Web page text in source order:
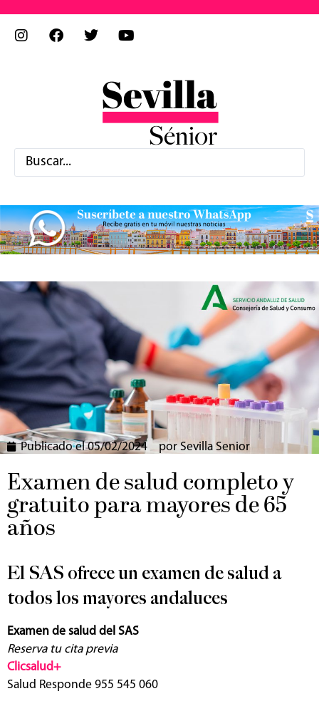
Publicado el 05/02/2024 porSevilla Senior
Examen de salud completo y
gratuito para mayores de 65
años
El SAS ofrece un examen de salud a
todos los mayores andaluces
Examen de salud del SAS
Reserva tu cita previa
Clicsalud+
Salud Responde 955 545 060